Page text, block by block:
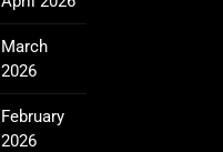
March
2026
February
2026